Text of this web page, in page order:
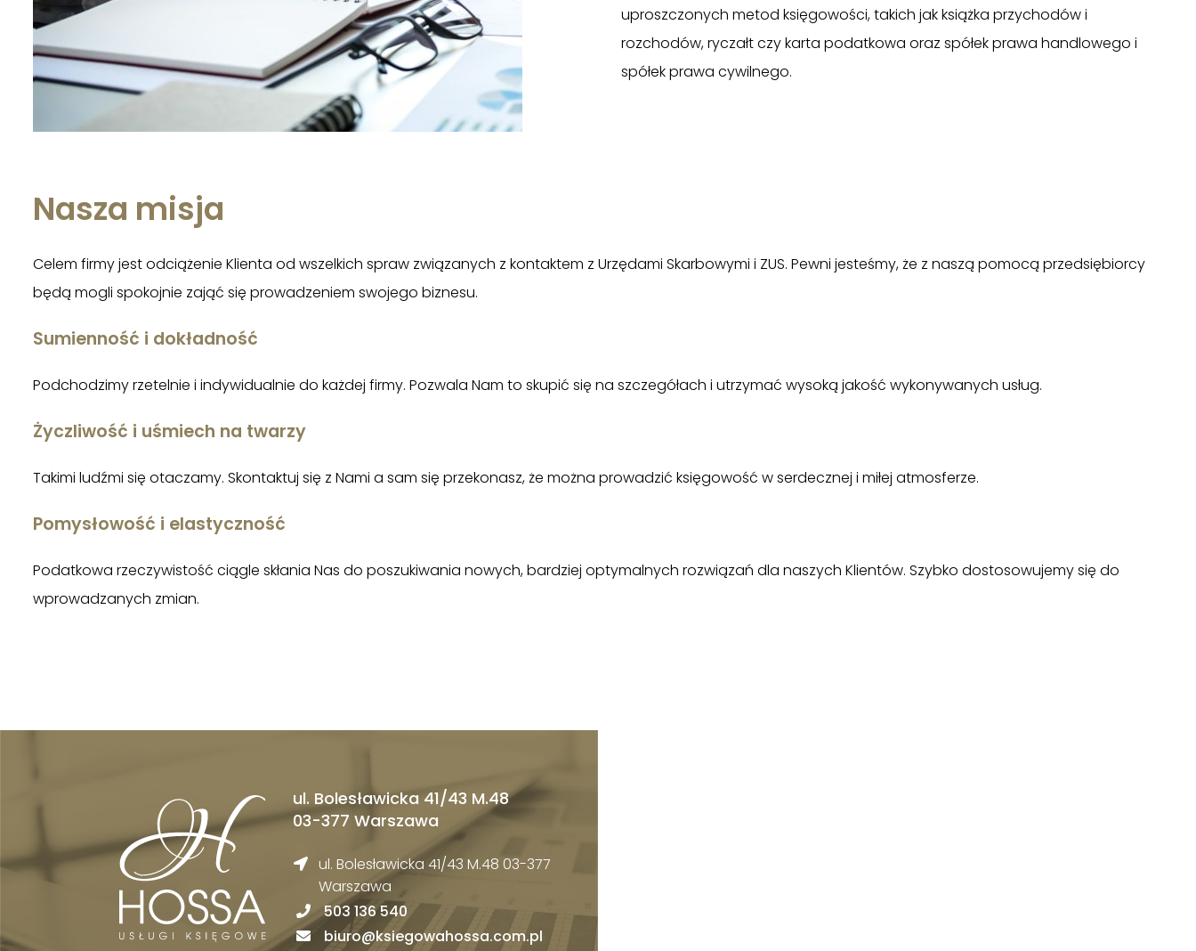
uproszczonych metod księgowości, takich jak książka przychodów i
rozchodów, ryczałt czy karta podatkowa oraz spółek prawa handlowego i
spółek prawa cywilnego.
Nasza misja
Celem firmy jest odciążenie Klienta od wszelkich spraw związanych z kontaktem z Urzędami Skarbowymi i ZUS. Pewni jesteśmy, że z naszą pomocą przedsiębiorcy
będą mogli spokojnie zająć się prowadzeniem swojego biznesu.
Sumienność i dokładność
Podchodzimy rzetelnie i indywidualnie do każdej firmy. Pozwala Nam to skupić się na szczegółach i utrzymać wysoką jakość wykonywanych usług.
Życzliwość i uśmiech na twarzy
Takimi ludźmi się otaczamy. Skontaktuj się z Nami a sam się przekonasz, że można prowadzić księgowość w serdecznej i miłej atmosferze.
Pomysłowość i elastyczność
Podatkowa rzeczywistość ciągle skłania Nas do poszukiwania nowych, bardziej optymalnych rozwiązań dla naszych Klientów. Szybko dostosowujemy się do
wprowadzanych zmian.
ul. Bolesławicka 41/43 M.48
03-377 Warszawa
ul. Bolesławicka 41/43 M.48 03-377
Warszawa
503 136 540
biuro@ksiegowahossa.com.pl